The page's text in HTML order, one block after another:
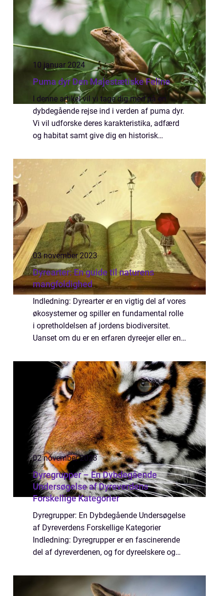
10 januar 2024
Puma dyr Den Majestætiske Feline
I denne artikel vil vi tage dig med på en
dybdegående rejse ind i verden af puma dyr.
Vi vil udforske deres karakteristika, adfærd
og habitat samt give dig en historisk
over tid. Enten du er en ivrig dyreels...
03 november 2023
Dyrearter: En guide til naturens
mangfoldighed
Indledning: Dyrearter er en vigtig del af vores
økosystemer og spiller en fundamental rolle
i opretholdelsen af jordens biodiversitet.
Uanset om du er en erfaren dyreejer eller en
dyrenes verden, er det vigtigt ...
02 november 2023
Dyregrupper – En Dybdegående
Undersøgelse af Dyreverdens
Forskellige Kategorier
Dyregrupper: En Dybdegående Undersøgelse
af Dyreverdens Forskellige Kategorier
Indledning: Dyregrupper er en fascinerende
del af dyreverdenen, og for dyreelskere og
grundlæggende forståelse af dette emne.